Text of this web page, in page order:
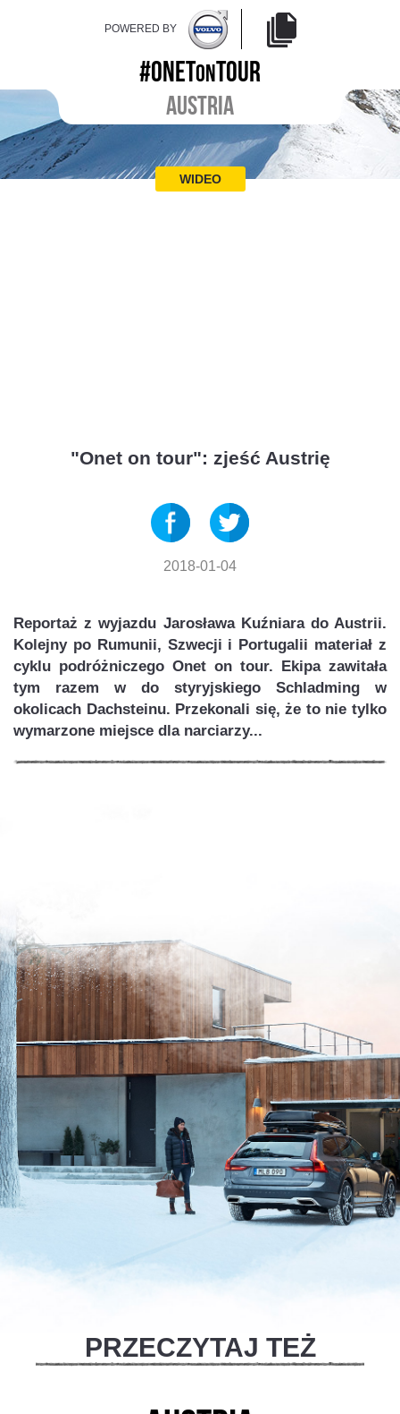
POWERED BY
#ONETONTOUR
AUSTRIA
WIDEO
"Onet on tour": zjeść Austrię
2018-01-04
Reportaż z wyjazdu Jarosława Kuźniara do Austrii.
Kolejny po Rumunii, Szwecji i Portugalii materiał z
cyklu podróżniczego Onet on tour. Ekipa zawitała
tym razem w do styryjskiego Schladming w
okolicach Dachsteinu. Przekonali się, że to nie tylko
wymarzone miejsce dla narciarzy...
PRZECZYTAJ TEŻ